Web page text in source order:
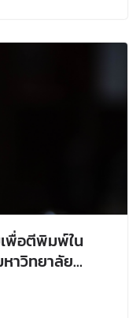
พื่อตีพิมพ์ใน
หาวิทยาลัย